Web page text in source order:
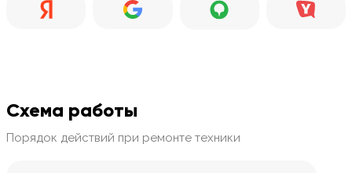
Схема работы
Порядок действий при ремонте техники